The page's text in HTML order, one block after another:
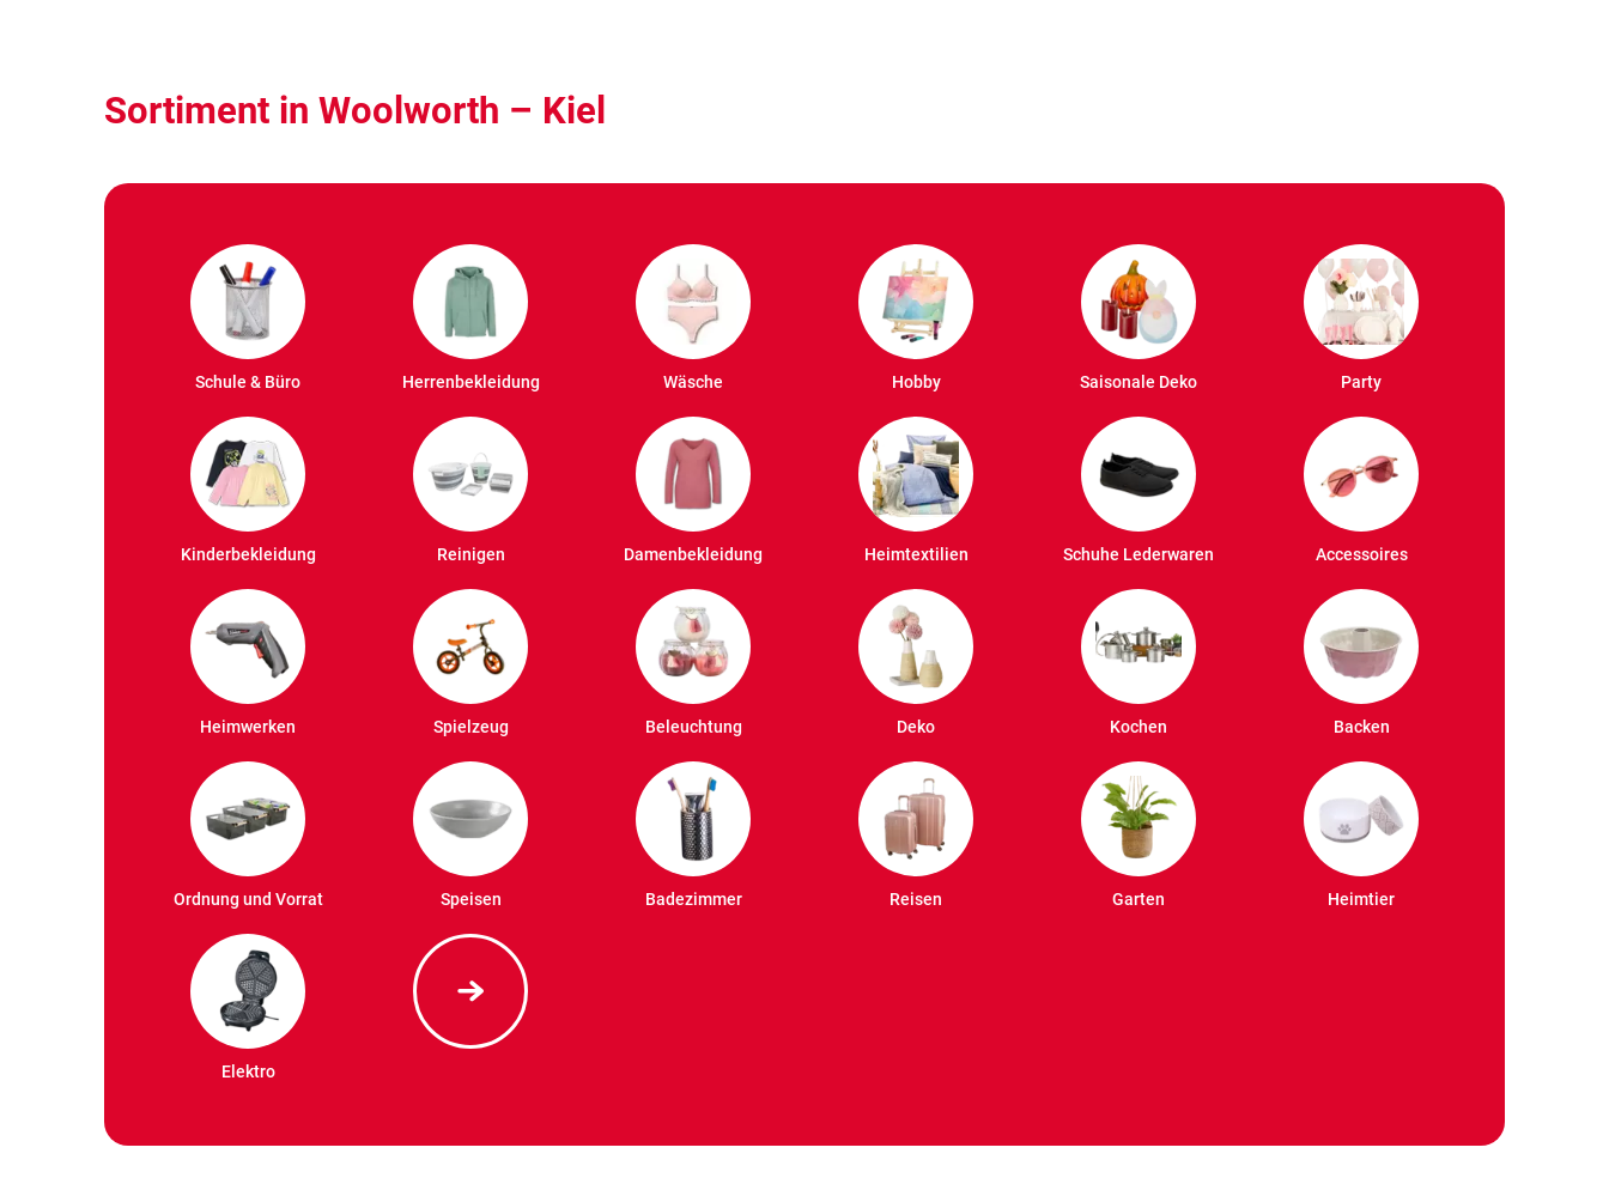
Sortiment in Woolworth – Kiel
Schule & Büro Herrenbekleidung Wäsche Hobby Saisonale Deko Party
Kinderbekleidung Reinigen Damenbekleidung Heimtextilien Schuhe Lederwaren Accessoires
Heimwerken Spielzeug Beleuchtung Deko Kochen Backen
Ordnung und Vorrat Speisen Badezimmer Reisen Garten Heimtier
Elektro